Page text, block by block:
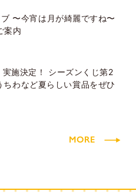
〜今宵は月が綺麗ですね〜
案内
施決定！ シーズンくじ第2
わなど夏らしい賞品をぜひ
MORE